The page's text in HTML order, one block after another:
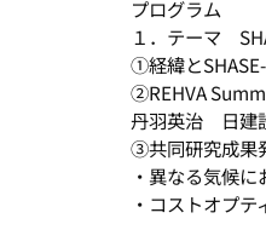
プログラム
１．テーマ
①経緯と
②REHVA
丹羽英治 日建
③共同研究成
・異なる気候
・コストオプ